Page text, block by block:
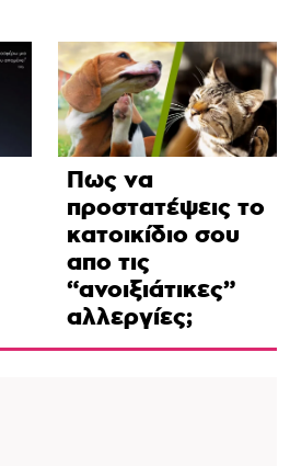
Πως να
προστατέψεις το
κατοικίδιο σου
απο τις
“ανοιξιάτικες”
αλλεργίες;